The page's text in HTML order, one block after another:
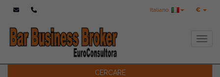
€
Italiano
CERCARE